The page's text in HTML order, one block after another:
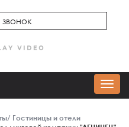
звонок
Гостиницы и отели